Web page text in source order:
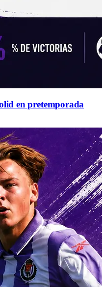
en pretemporada